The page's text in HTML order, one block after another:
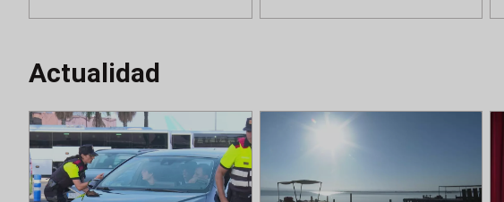
Actualidad